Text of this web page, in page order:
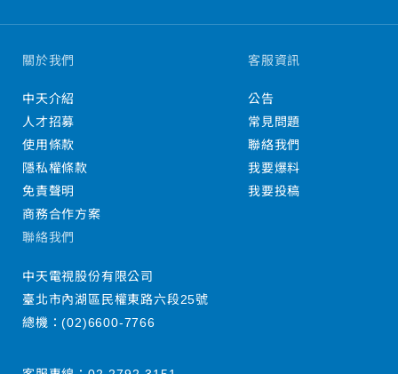
關於我們
中天介紹
人才招募
使用條款
隱私權條款
免責聲明
商務合作方案
客服資訊
公告
常見問題
聯絡我們
我要爆料
我要投稿
聯絡我們
中天電視股份有限公司
臺北市內湖區民權東路六段25號
總機：(02)6600-7766